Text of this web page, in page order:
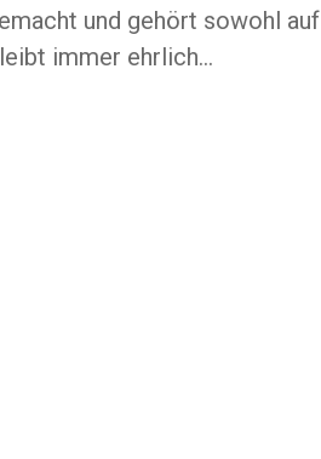
und gehört sowohl auf
immer ehrlich…